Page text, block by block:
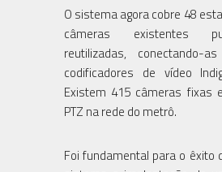
O sistema agora cobre 48
câmeras existentes
reutilizadas,
codificadores de vídeo
Existem 415 câmeras fixas
PTZ na rede do metrô.
Foi fundamental para o êxito